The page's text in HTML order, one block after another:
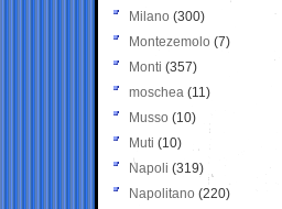
Milano (300)
Montezemolo (7)
Monti (357)
moschea (11)
Musso (10)
Muti (10)
Napoli (319)
Napolitano (220)